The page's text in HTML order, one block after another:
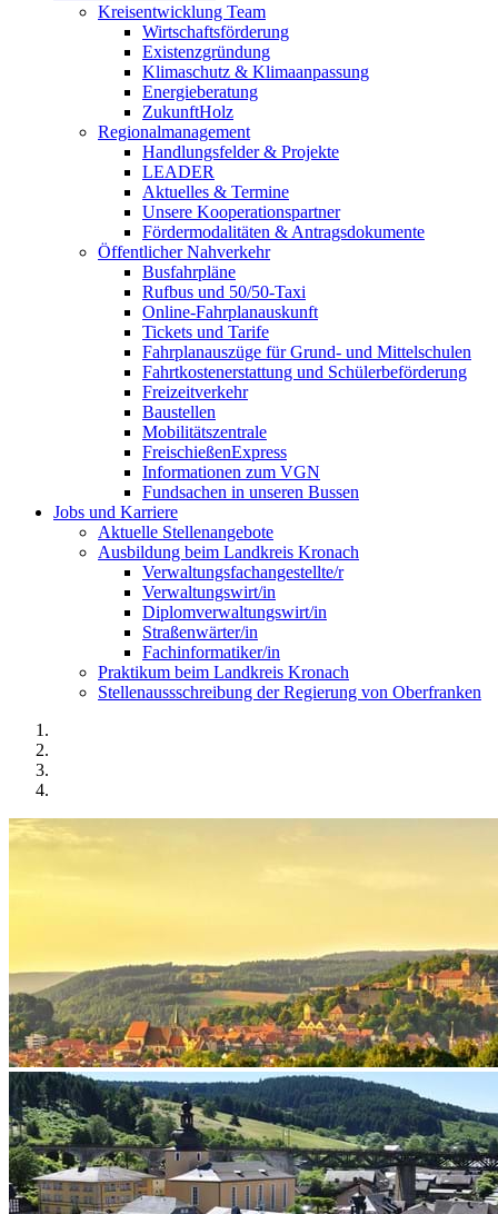
Kreisentwicklung Team
Wirtschaftsförderung
Existenzgründung
Klimaschutz & Klimaanpassung
Energieberatung
ZukunftHolz
Regionalmanagement
Handlungsfelder & Projekte
LEADER
Aktuelles & Termine
Unsere Kooperationspartner
Fördermodalitäten & Antragsdokumente
Öffentlicher Nahverkehr
Busfahrpläne
Rufbus und 50/50-Taxi
Online-Fahrplanauskunft
Tickets und Tarife
Fahrplanauszüge für Grund- und Mittelschulen
Fahrtkostenerstattung und Schülerbeförderung
Freizeitverkehr
Baustellen
Mobilitätszentrale
FreischießenExpress
Informationen zum VGN
Fundsachen in unseren Bussen
Jobs und Karriere
Aktuelle Stellenangebote
Ausbildung beim Landkreis Kronach
Verwaltungsfachangestellte/r
Verwaltungswirt/in
Diplomverwaltungswirt/in
Straßenwärter/in
Fachinformatiker/in
Praktikum beim Landkreis Kronach
Stellenaussschreibung der Regierung von Oberfranken